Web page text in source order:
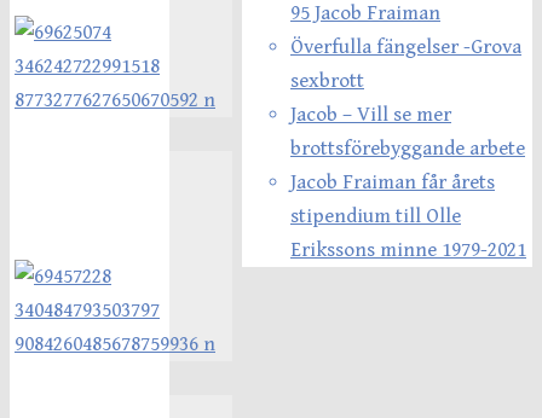
95 Jacob Fraiman
Överfulla fängelser -Grova
sexbrott
Jacob – Vill se mer
brottsförebyggande arbete
Jacob Fraiman får årets
stipendium till Olle
Erikssons minne 1979-2021